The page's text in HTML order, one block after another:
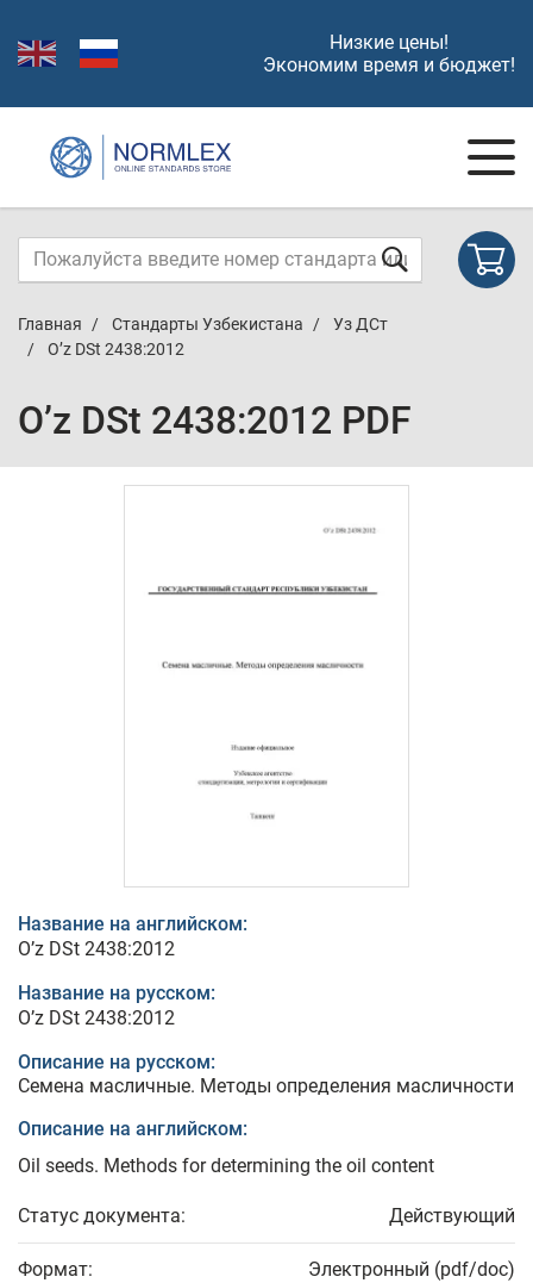
Низкие цены!
Экономим время и бюджет!
Главная Стандарты Узбекистана
Уз ДСт
O’z DSt 2438:2012
O’z DSt 2438:2012 PDF
Название на английском:
O’z DSt 2438:2012
Название на русском:
O’z DSt 2438:2012
Описание на русском:
Семена масличные. Методы определения масличности
Описание на английском:
Oil seeds. Methods for determining the oil content
Статус документа: Действующий
Формат: Электронный (pdf/doc)